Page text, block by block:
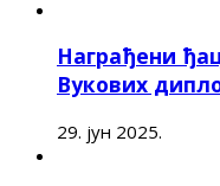
Награђени
Вукових
29. јун 2025.